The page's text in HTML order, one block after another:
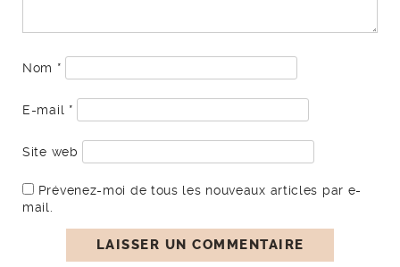
Nom *
E-mail *
Site web
Prévenez-moi de tous les nouveaux articles par e-
mail.